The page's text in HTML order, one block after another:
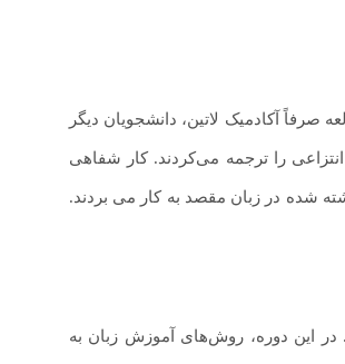
آکادمیک لاتین، دانشجویان دیگر
را ترجمه می‌کردند. کار شفاهی
شده در زبان مقصد به کار می بردند.
در این دوره، روش‌های آموزش زبان به